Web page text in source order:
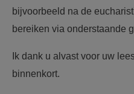
bijvoorbeeld na de
bereiken via onderstaande
Ik dank u alvast voor uw
binnenkort.